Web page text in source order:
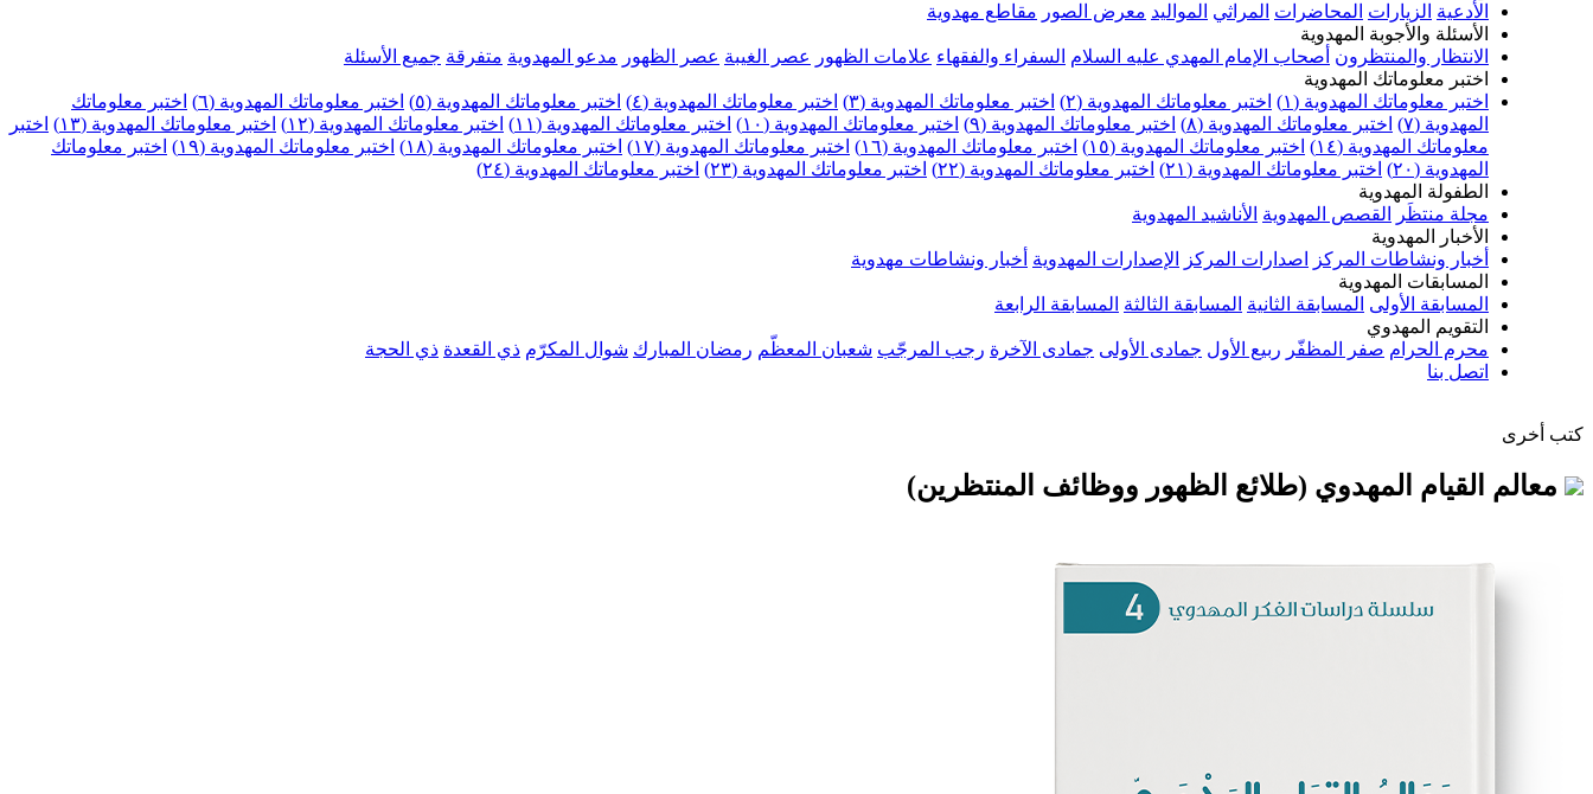
الأدعية الزيارات المحاضرات المراثي المواليد معرض الصور مقاطع مهدوية
الأسئلة والأجوبة المهدوية
الانتظار والمنتظرون أصحاب الإمام المهدي عليه السلام السفراء والفقهاء علامات الظهور عصر الغيبة عصر الظهور مدعو المهدوية متفرقة جميع الأسئلة
اختبر معلوماتك المهدوية
اختبر معلوماتك المهدوية (١)
اختبر معلوماتك المهدوية (٢) اختبر معلوماتك المهدوية (٣) اختبر معلوماتك المهدوية (٤) اختبر معلوماتك المهدوية (٥) اختبر معلوماتك المهدوية (٦)
اختبر معلوماتك
المهدوية (٧)
اختبر معلوماتك المهدوية (٨) اختبر معلوماتك المهدوية (٩) اختبر معلوماتك المهدوية (١٠) اختبر معلوماتك المهدوية (١١) اختبر معلوماتك المهدوية (١٢) اختبر معلوماتك المهدوية (١٣)
اختبر
معلوماتك المهدوية (١٤)
اختبر معلوماتك المهدوية (١٥) اختبر معلوماتك المهدوية (١٦) اختبر معلوماتك المهدوية (١٧) اختبر معلوماتك المهدوية (١٨) اختبر معلوماتك المهدوية (١٩)
اختبر معلوماتك
المهدوية (٢٠)
اختبر معلوماتك المهدوية (٢١) اختبر معلوماتك المهدوية (٢٢) اختبر معلوماتك المهدوية (٢٣)
اختبر معلوماتك المهدوية (٢٤)
الطفولة المهدوية
مجلة منتظَر
القصص المهدوية الأناشيد المهدوية
الأخبار المهدوية
أخبار ونشاطات المركز
اصدارات المركز الإصدارات المهدوية أخبار ونشاطات مهدوية
المسابقات المهدوية
المسابقة الأولى المسابقة الثانية المسابقة الثالثة المسابقة الرابعة
التقويم المهدوي
محرم الحرام صفر المظفّر ربيع الأول جمادى الأولى جمادى الآخرة رجب المرجّب شعبان المعظّم رمضان المبارك شوال المكرّم ذي القعدة ذي الحجة
اتصل بنا
كتب أخرى
معالم القيام المهدوي (طلائع الظهور ووظائف المنتظرين)